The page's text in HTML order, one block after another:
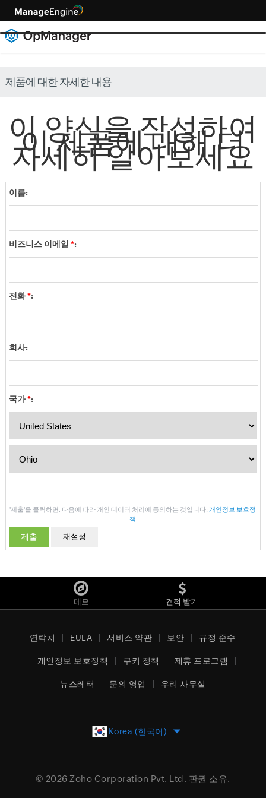
제품에 대한 자세한 내용
이 양식을 작성하여
이 제품에 대해 더
자세히 알아보세요
이름:
비즈니스 이메일 *:
전화*:
회사:
국가*:
'제출'을 클릭하면, 다음에 따라 개인 데이터 처리에 동의하는 것입니다:개인정보 보호정
책
데모 견적 받기
연락처 EULA 서비스 약관 보안 규정 준수
개인정보 보호정책 쿠키 정책 제휴 프로그램
뉴스레터 문의 영업 우리 사무실
Korea (한국어)
© 2026 Zoho Corporation Pvt. Ltd. 판권 소유.